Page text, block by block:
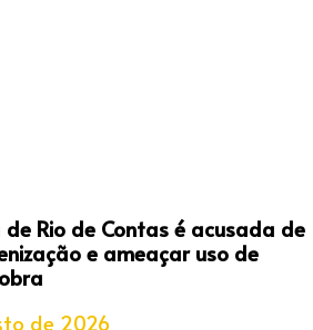
Rio de Contas é acusada de
e ameaçar uso de
de 2026